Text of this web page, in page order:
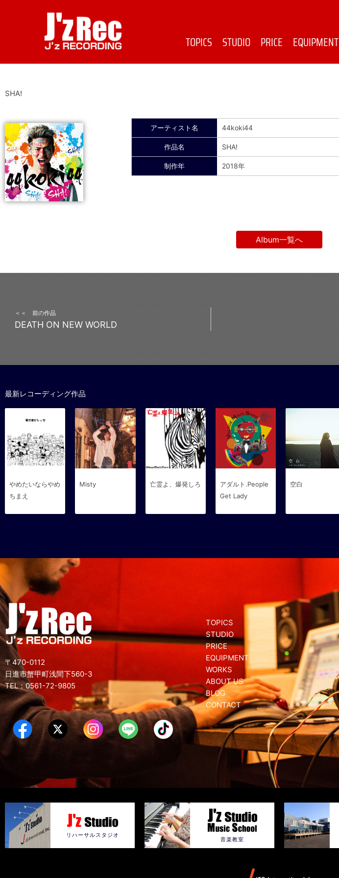
TOPICS STUDIO PRICE EQUIPMENT
SHA!
アーティスト名 44koki44
作品名 SHA!
制作年 2018年
Album一覧へ
＜＜ 前の作品
DEATH ON NEW WORLD
最新レコーディング作品
やめたいならやめ
ちまえ
Misty 亡霊よ、爆発しろ
アダルト.People
Get Lady
空白
〒470-0112
日進市蟹甲町浅間下560-3
TEL：0561-72-9805
TOPICS
STUDIO
PRICE
EQUIPMENT
WORKS
ABOUT US
BLOG
CONTACT
リハーサルスタジオ
音楽教室